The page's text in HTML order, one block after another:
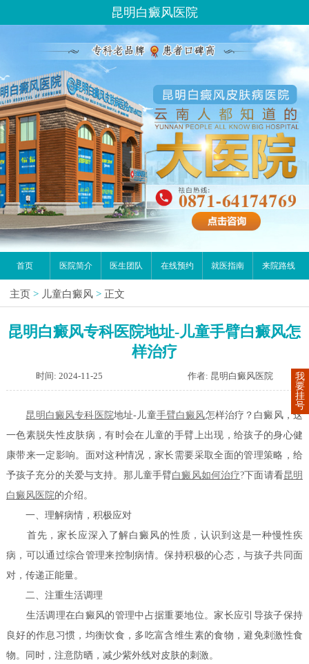
昆明白癜风医院
首页 医院简介 医生团队 在线预约 就医指南 来院路线
主页 > 儿童白癜风 > 正文
昆明白癜风专科医院地址-儿童手臂白癜风怎
样治疗
时间: 2024-11-25 作者: 昆明白癜风医院
昆明白癜风专科医院地址-儿童手臂白癜风怎样治疗？白癜风，这
一色素脱失性皮肤病，有时会在儿童的手臂上出现，给孩子的身心健
康带来一定影响。面对这种情况，家长需要采取全面的管理策略，给
予孩子充分的关爱与支持。那儿童手臂白癜风如何治疗?下面请看昆明
白癜风医院的介绍。
一、理解病情，积极应对
首先，家长应深入了解白癜风的性质，认识到这是一种慢性疾
病，可以通过综合管理来控制病情。保持积极的心态，与孩子共同面
对，传递正能量。
二、注重生活调理
生活调理在白癜风的管理中占据重要地位。家长应引导孩子保持
良好的作息习惯，均衡饮食，多吃富含维生素的食物，避免刺激性食
物。同时，注意防晒，减少紫外线对皮肤的刺激。
我
要
挂
号